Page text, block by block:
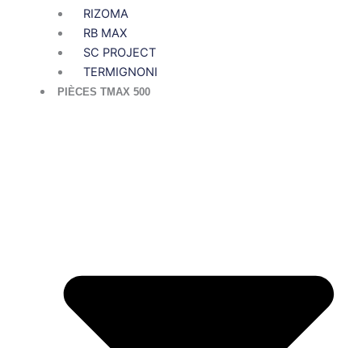
RIZOMA
RB MAX
SC PROJECT
TERMIGNONI
PIÈCES TMAX 500